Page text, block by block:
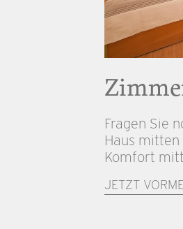
Fragen Sie
Haus
Komfort
JETZT